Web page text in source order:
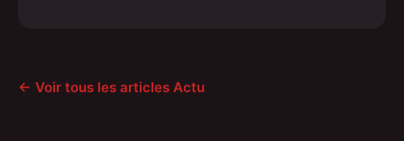
← Voir tous les articles Actu